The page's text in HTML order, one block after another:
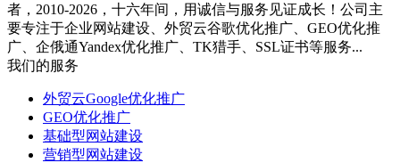
者，2010-2026，十六年间，用诚信与服务见证成长！公司主
要专注于企业网站建设、外贸云谷歌优化推广、GEO优化推
广、企俄通Yandex优化推广、TK猎手、SSL证书等服务...
我们的服务
外贸云Google优化推广
GEO优化推广
基础型网站建设
营销型网站建设